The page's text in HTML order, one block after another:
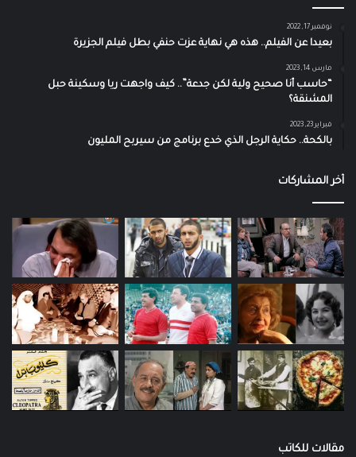
نوفمبر 17, 2022
بعيدا عن الفيلم.. هذه هي نهاية عزت حنفي بطل فيلم الجزيرة
مارس 14, 2023
“حاسب أنا صحيح ولية لكن جدعة”.. كيف واجهت ريا وسكينة حبل
المشنقة؟
فبراير 23, 2023
بالكحة.. حكاية الرجل الذي خدع برنامج من سيربح المليون
آخر المشاركات
مقالات للكاتب